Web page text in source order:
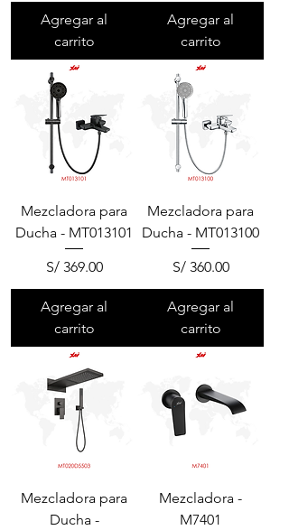
Agregar al
carrito
Agregar al
carrito
Mezcladora para
Ducha - MT013101
Precio
S/ 369.00
Agregar al
carrito
Mezcladora para
Ducha - MT013100
Precio
S/ 360.00
Agregar al
carrito
Mezcladora para
Ducha -
Mezcladora -
M7401